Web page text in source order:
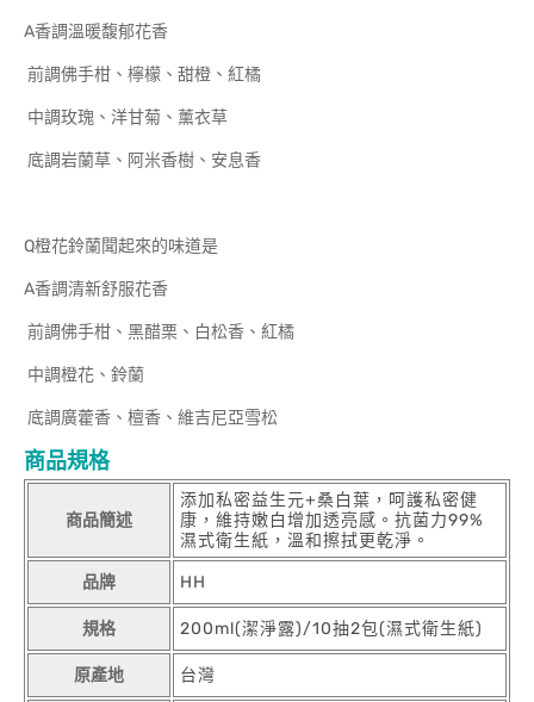
A香調溫暖馥郁花香
前調佛手柑、檸檬、甜橙、紅橘
中調玫瑰、洋甘菊、薰衣草
底調岩蘭草、阿米香樹、安息香
Q橙花鈴蘭聞起來的味道是
A香調清新舒服花香
前調佛手柑、黑醋栗、白松香、紅橘
中調橙花、鈴蘭
底調廣藿香、檀香、維吉尼亞雪松
商品規格
商品簡述
添加私密益生元+桑白葉，呵護私密健
康，維持嫩白增加透亮感。抗菌力99%
濕式衛生紙，溫和擦拭更乾淨。
品牌 HH
規格 200ml(潔淨露)/10抽2包(濕式衛生紙)
原產地 台灣